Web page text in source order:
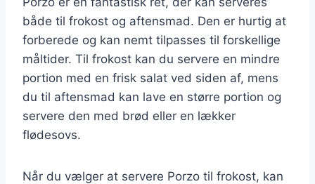
både til frokost og aftensmad. Den er hurtig at
forberede og kan nemt tilpasses til forskellige
måltider. Til frokost kan du servere en mindre
portion med en frisk salat ved siden af, mens
du til aftensmad kan lave en større portion og
servere den med brød eller en lækker
flødesovs.
Når du vælger at servere Porzo til frokost, kan